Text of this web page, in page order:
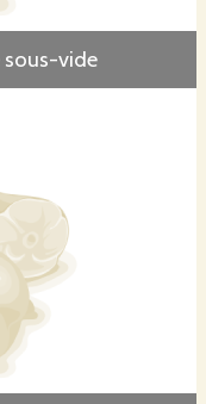
sous-vide